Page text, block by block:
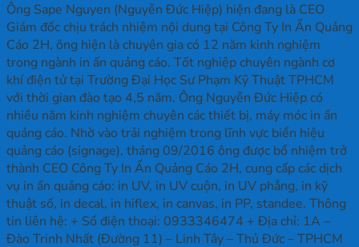
Ông Sape Nguyen (Nguyễn Đức Hiệp) hiện đang là CEO
Giám đốc chịu trách nhiệm nội dung tại Công Ty In Ấn Quảng
Cáo 2H, ông hiện là chuyên gia có 12 năm kinh nghiệm
trong ngành in ấn quảng cáo. Tốt nghiệp chuyên ngành cơ
khí điện tử tại Trường Đại Học Sư Phạm Kỹ Thuật TPHCM
với thời gian đào tạo 4,5 năm. Ông Nguyễn Đức Hiệp có
nhiều năm kinh nghiệm chuyên các thiết bị, máy móc in ấn
quảng cáo. Nhờ vào trải nghiệm trong lĩnh vực biển hiệu
quảng cáo (signage), tháng 09/2016 ông được bổ nhiệm trở
thành CEO Công Ty In Ấn Quảng Cáo 2H, cung cấp các dịch
vụ in ấn quảng cáo: in UV, in UV cuộn, in UV phẳng, in kỹ
thuật số, in decal, in hiflex, in canvas, in PP, standee. Thông
tin liên hệ: + Số điện thoại: 0933346474 + Địa chỉ: 1A –
Đào Trinh Nhất (Đường 11) – Linh Tây – Thủ Đức – TPHCM